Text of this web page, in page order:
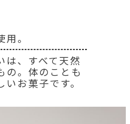
。
は、すべて天然
の。体のことも
お菓子です。